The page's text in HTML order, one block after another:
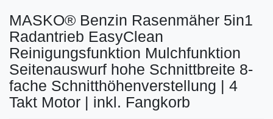
MASKO® Benzin Rasenmäher 5in1
Radantrieb EasyClean
Reinigungsfunktion Mulchfunktion
Seitenauswurf hohe Schnittbreite 8-
fache Schnitthöhenverstellung | 4
Takt Motor | inkl. Fangkorb